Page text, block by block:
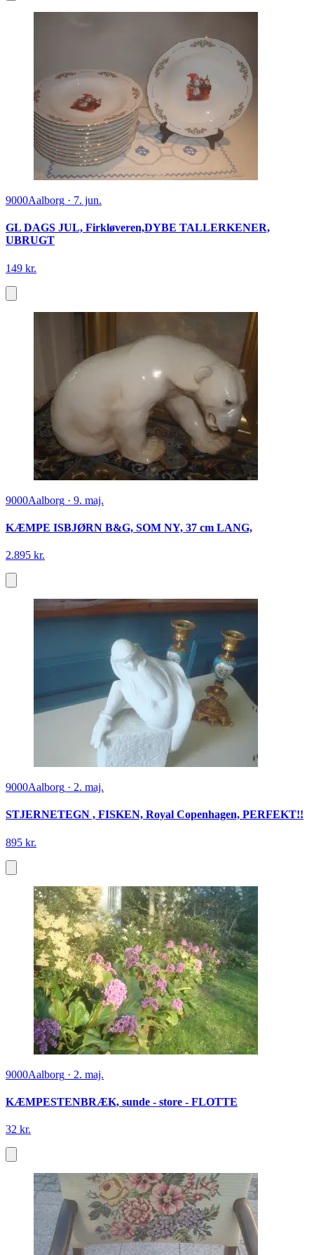
9000Aalborg · 7. jun.
GL DAGS JUL, Firkløveren,DYBE TALLERKENER,
UBRUGT
149 kr.
9000Aalborg · 9. maj.
KÆMPE ISBJØRN B&G, SOM NY, 37 cm LANG,
2.895 kr.
9000Aalborg · 2. maj.
STJERNETEGN , FISKEN, Royal Copenhagen, PERFEKT!!
895 kr.
9000Aalborg · 2. maj.
KÆMPESTENBRÆK, sunde - store - FLOTTE
32 kr.